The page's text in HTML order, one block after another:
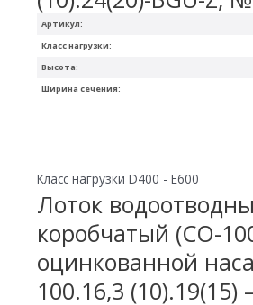
Артикул:
Ширина сечения:
Высота:
Класс нагрузки:
Класс нагрузки D400 - E600
Лоток
коробчатый (СО-
оцинкованной
100.16,3